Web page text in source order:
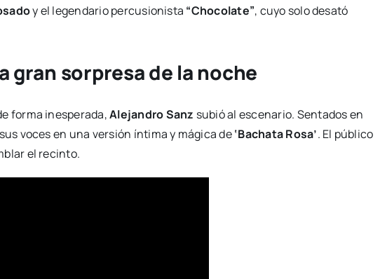
y el legendario percusionista “Chocolate”, cuyo solo desató
gran sorpresa de la noche
forma inesperada,Alejandro Sanz subió al escenario. Sentados en
voces en una versión íntima y mágica de‘Bachata Rosa’. El público
el recinto.